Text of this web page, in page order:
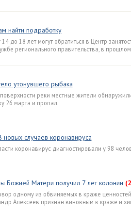
найти подработку
до 18 лет могут обратиться в Центр
регионального правительства, в
утонувшего рыбака
реки местные жители
26 марта и пропал.
случаев коронавируса
коронавирус диагностировали у 98
Божией Матери получил 7 лет колонии
одному из обвиняемых в краже
Алексеев признан виновным в краже и